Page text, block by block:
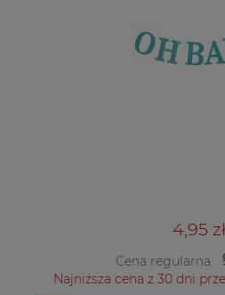
4,95 zł
Cena regularna:
Najniższa cena z 30 dni